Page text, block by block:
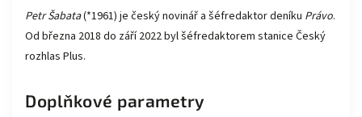
Petr Šabata(*1961) je český novinář a šéfredaktor deníku Právo.
Od března 2018 do září 2022 byl šéfredaktorem stanice Český
rozhlas Plus.
Doplňkové parametry